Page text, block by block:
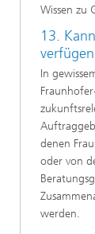
Wissen zu
13.
In
denen
oder von
werden.